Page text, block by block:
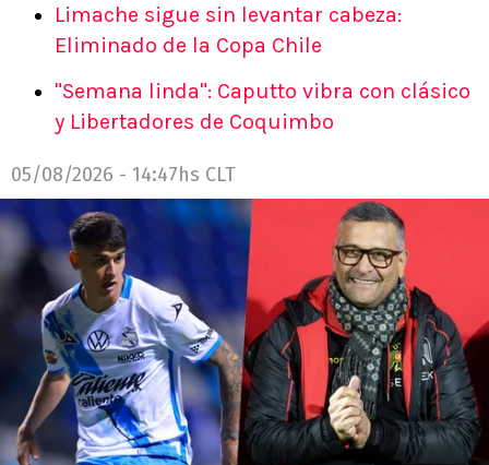
Limache sigue sin levantar cabeza:
Eliminado de la Copa Chile
"Semana linda": Caputto vibra con clásico
y Libertadores de Coquimbo
05/08/2026 - 14:47hs CLT